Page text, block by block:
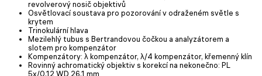
revolverový nosič objektivů
Osvětlovací soustava pro pozorování v odraženém světle s
krytem
Trinokulární hlava
Mezilehlý tubus s Bertrandovou čočkou a analyzátorem a
slotem pro kompenzátor
Kompenzátory: λ kompenzátor, λ/4 kompenzátor, křemenný klín
Rovinný achromatický objektiv s korekcí na nekonečno: PL
5x/0,12 WD 26,1 mm